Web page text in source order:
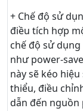
+ Chế độ sử
điều tích hợp
chế độ sử
như power-
này sẽ kéo
thiểu, điều
dẫn đến nguồn